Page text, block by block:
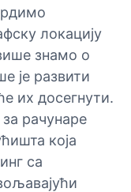
локацију
знамо о
је развити
их досегнути.
рачунаре
која
са